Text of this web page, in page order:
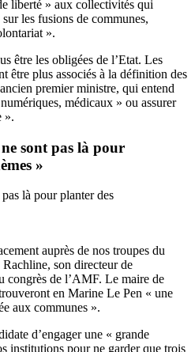
liberté » aux collectivités qui
les fusions de communes,
».
être les obligées de l’Etat. Les
être plus associés à la définition des
premier ministre, qui entend
médicaux » ou assurer
».
sont pas là pour
»
là pour planter des
auprès de nos troupes du
son directeur de
congrès de l’AMF. Le maire de
en Marine Le Pen « une
aux communes ».
d’engager une « grande
institutions pour ne garder que trois